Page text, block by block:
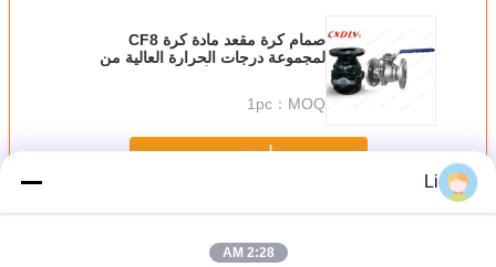
صمام كرة مقعد مادة كرة CF8
لمجموعة درجات الحرارة العالية من
MOQ：
1pc
استمر
أكثرمشفه الكرة صمام
Li
2:28 AM